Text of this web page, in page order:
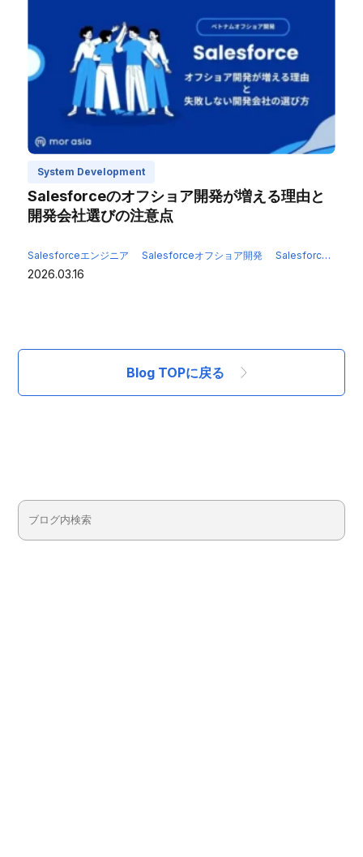
System Development
Salesforceのオフショア開発が増える理由と
開発会社選びの注意点
Salesforceエンジニア Salesforceオフショア開発 Salesforceカスタマイズ
2026.03.16
Blog TOPに戻る